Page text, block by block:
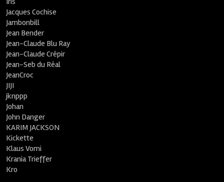
Jacques Cochise
Jambonbill
Jean Bender
Jean-Claude Blu Ray
Jean-Claude Crépir
Jean-Seb du Réal
JeanCroc
JIJI
jknppp
Johan
John Danger
KARIM JACKSON
Kickette
Klaus Vomi
Krania Trieffer
Kro